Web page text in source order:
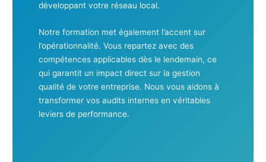
développant votre réseau local.
Notre formation met également l’accent sur
l’opérationnalité. Vous repartez avec des
compétences applicables dès le lendemain, ce
qui garantit un impact direct sur la gestion
qualité de votre entreprise. Nous vous aidons à
transformer vos audits internes en véritables
leviers de performance.